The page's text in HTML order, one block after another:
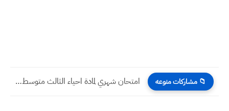
📁 مشاركات منوعه أسئلة وأجوبة التلفزيون التربوي لمادة الاجتماعيات للأسبوع الأول والثاني والثالث...